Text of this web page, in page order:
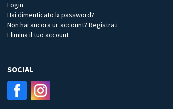
Login
Hai dimenticato la password?
Non hai ancora un account? Registrati
Elimina il tuo account
SOCIAL